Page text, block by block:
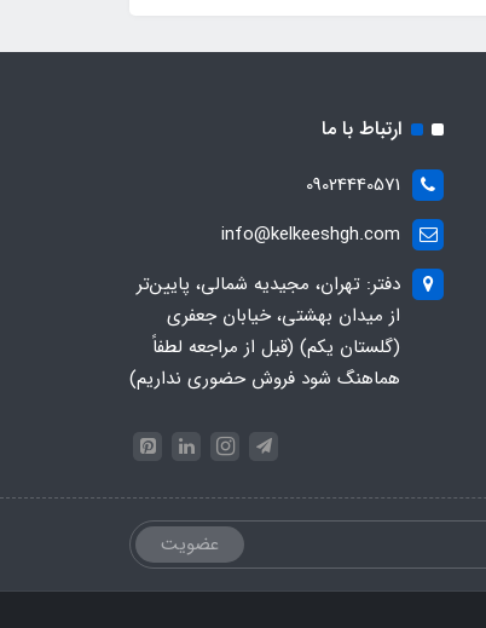
ارتباط با ما
09024440571
info@kelkeeshgh.com
دفتر: تهران، مجیدیه شمالی، پایین‌تر
از میدان بهشتی، خیابان جعفری
(گلستان یکم) (قبل از مراجعه لطفاً
هماهنگ شود فروش حضوری نداریم)
عضویت